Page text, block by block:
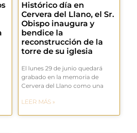
Histórico día en
Cervera del Llano, el Sr.
Obispo inaugura y
bendice la
reconstrucción de la
torre de su iglesia
El lunes 29 de junio quedará
grabado en la memoria de
Cervera del Llano como una
LEER MÁS »